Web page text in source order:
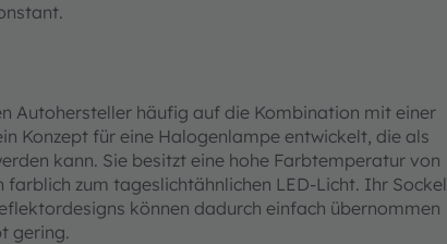
Autohersteller häufig auf die Kombination mit einer
Konzept für eine Halogenlampe entwickelt, die als
kann. Sie besitzt eine hohe Farbtemperatur von
zum tageslichtähnlichen LED-Licht. Ihr Sockel
können dadurch einfach übernommen
gering.